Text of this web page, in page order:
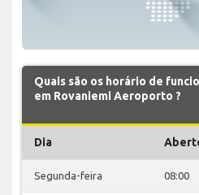
Quais são os horário de
em Rovaniemi Aeroporto ?
Dia
Segunda-feira 08:00